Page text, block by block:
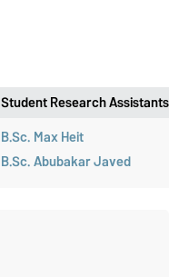
Student Research Assistants
B.Sc. Max Heit
B.Sc. Abubakar Javed